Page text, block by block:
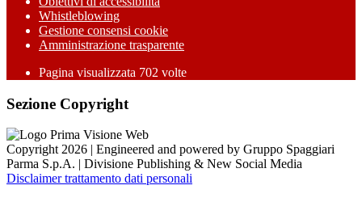
Whistleblowing
Gestione consensi cookie
Amministrazione trasparente
Pagina visualizzata 702 volte
Sezione Copyright
Copyright 2026 | Engineered and powered by Gruppo Spaggiari
Parma S.p.A. | Divisione Publishing & New Social Media
Disclaimer trattamento dati personali